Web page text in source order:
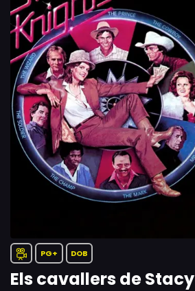
PG+ DOB
Els cavallers de Stacy